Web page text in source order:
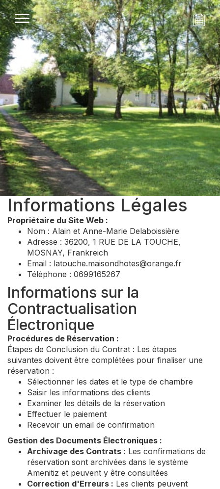
Le Chalet
Informations Légales
Propriétaire du Site Web :
Nom : Alain et Anne-Marie Delaboissière
Adresse : 36200, 1 RUE DE LA TOUCHE,
MOSNAY, Frankreich
Email : latouche.maisondhotes@orange.fr
Téléphone : 0699165267
Informations sur la
Contractualisation
Électronique
Procédures de Réservation :
Étapes de Conclusion du Contrat : Les étapes
suivantes doivent être complétées pour finaliser une
réservation :
Sélectionner les dates et le type de chambre
Saisir les informations des clients
Examiner les détails de la réservation
Effectuer le paiement
Recevoir un email de confirmation
Gestion des Documents Électroniques :
Archivage des Contrats : Les confirmations de
réservation sont archivées dans le système
Amenitiz et peuvent y être consultées
Correction d'Erreurs : Les clients peuvent